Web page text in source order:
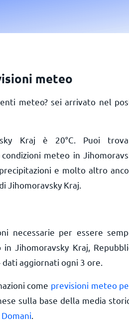
meteo
meteo? sei arrivato nel
Kraj è 20°C . Puoi
meteo in
e molto altro
Jihomoravsky Kraj.
necessarie per essere
Jihomoravsky Kraj,
aggiornati ogni 3 ore.
come previsioni meteo
sulla base della media
Domani